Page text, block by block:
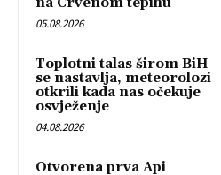
05.08.2026
Toplotni talas širom BiH
se nastavlja, meteorolozi
otkrili kada nas očekuje
osvježenje
04.08.2026
Otvorena prva Api